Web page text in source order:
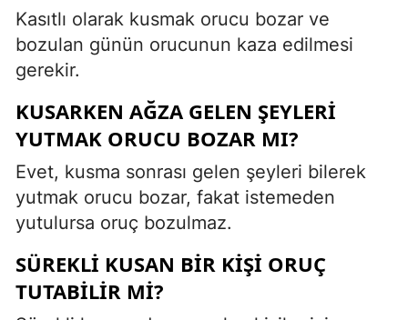
Kasıtlı olarak kusmak orucu bozar ve
bozulan günün orucunun kaza edilmesi
gerekir.
KUSARKEN AĞZA GELEN ŞEYLERI
YUTMAK ORUCU BOZAR MI?
Evet, kusma sonrası gelen şeyleri bilerek
yutmak orucu bozar, fakat istemeden
yutulursa oruç bozulmaz.
SÜREKLI KUSAN BIR KIŞI ORUÇ
TUTABILIR MI?